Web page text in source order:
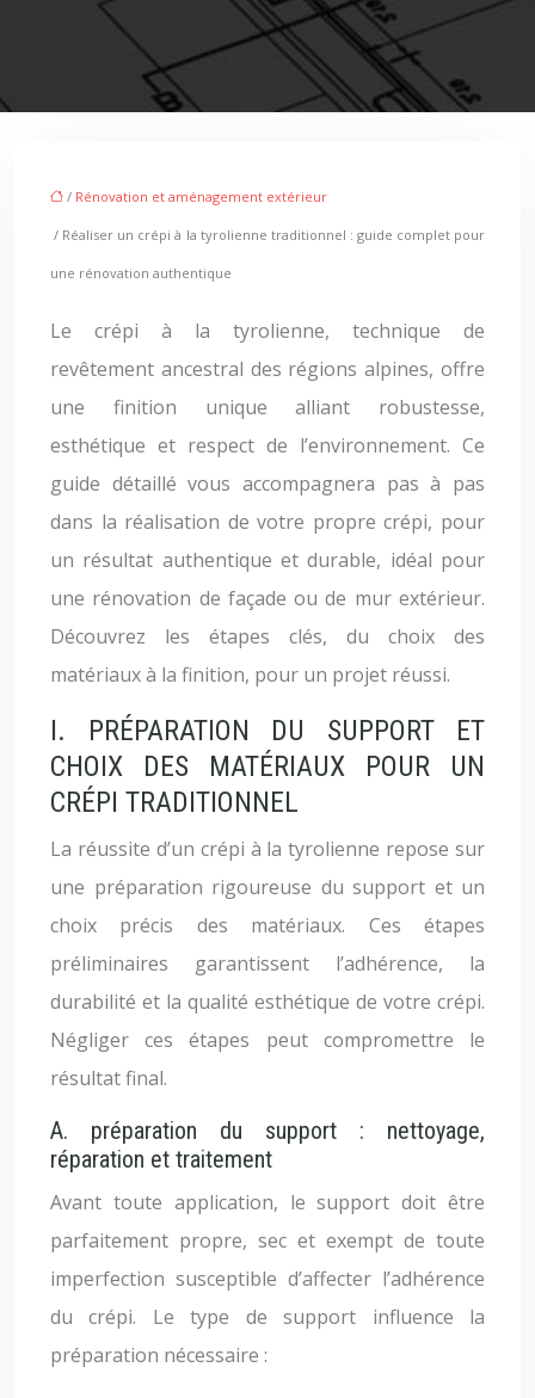
/ Rénovation et aménagement extérieur
/ Réaliser un crépi à la tyrolienne traditionnel : guide complet pour
une rénovation authentique
Le crépi à la tyrolienne, technique de
revêtement ancestral des régions alpines, offre
une finition unique alliant robustesse,
esthétique et respect de l’environnement. Ce
guide détaillé vous accompagnera pas à pas
dans la réalisation de votre propre crépi, pour
un résultat authentique et durable, idéal pour
une rénovation de façade ou de mur extérieur.
Découvrez les étapes clés, du choix des
matériaux à la finition, pour un projet réussi.
I. PRÉPARATION DU SUPPORT ET
CHOIX DES MATÉRIAUX POUR UN
CRÉPI TRADITIONNEL
La réussite d’un crépi à la tyrolienne repose sur
une préparation rigoureuse du support et un
choix précis des matériaux. Ces étapes
préliminaires garantissent l’adhérence, la
durabilité et la qualité esthétique de votre crépi.
Négliger ces étapes peut compromettre le
résultat final.
A. préparation du support : nettoyage,
réparation et traitement
Avant toute application, le support doit être
parfaitement propre, sec et exempt de toute
imperfection susceptible d’affecter l’adhérence
du crépi. Le type de support influence la
préparation nécessaire :